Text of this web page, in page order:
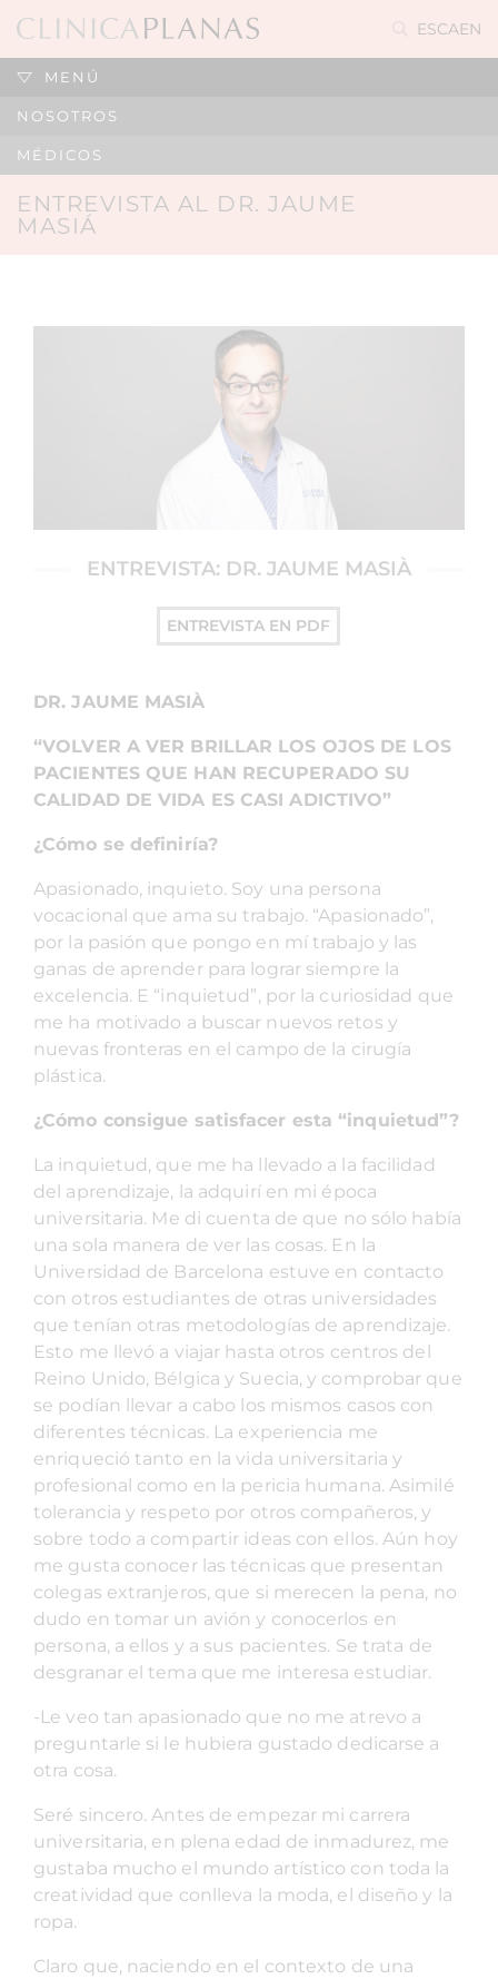
ESCAEN
MENÚ
NOSOTROS
MÉDICOS
ENTREVISTA AL DR. JAUME
MASIÁ
ENTREVISTA: DR. JAUME MASIÀ
ENTREVISTA EN PDF
DR. JAUME MASIÀ
“VOLVER A VER BRILLAR LOS OJOS DE LOS
PACIENTES QUE HAN RECUPERADO SU
CALIDAD DE VIDA ES CASI ADICTIVO”
¿Cómo se definiría?
Apasionado, inquieto. Soy una persona
vocacional que ama su trabajo. “Apasionado”,
por la pasión que pongo en mí trabajo y las
ganas de aprender para lograr siempre la
excelencia. E “inquietud”, por la curiosidad que
me ha motivado a buscar nuevos retos y
nuevas fronteras en el campo de la cirugía
plástica.
¿Cómo consigue satisfacer esta “inquietud”?
La inquietud, que me ha llevado a la facilidad
del aprendizaje, la adquirí en mi época
universitaria. Me di cuenta de que no sólo había
una sola manera de ver las cosas. En la
Universidad de Barcelona estuve en contacto
con otros estudiantes de otras universidades
que tenían otras metodologías de aprendizaje.
Esto me llevó a viajar hasta otros centros del
Reino Unido, Bélgica y Suecia, y comprobar que
se podían llevar a cabo los mismos casos con
diferentes técnicas. La experiencia me
enriqueció tanto en la vida universitaria y
profesional como en la pericia humana. Asimilé
tolerancia y respeto por otros compañeros, y
sobre todo a compartir ideas con ellos. Aún hoy
me gusta conocer las técnicas que presentan
colegas extranjeros, que si merecen la pena, no
dudo en tomar un avión y conocerlos en
persona, a ellos y a sus pacientes. Se trata de
desgranar el tema que me interesa estudiar.
-Le veo tan apasionado que no me atrevo a
preguntarle si le hubiera gustado dedicarse a
otra cosa.
Seré sincero. Antes de empezar mi carrera
universitaria, en plena edad de inmadurez, me
gustaba mucho el mundo artístico con toda la
creatividad que conlleva la moda, el diseño y la
ropa.
Claro que, naciendo en el contexto de una